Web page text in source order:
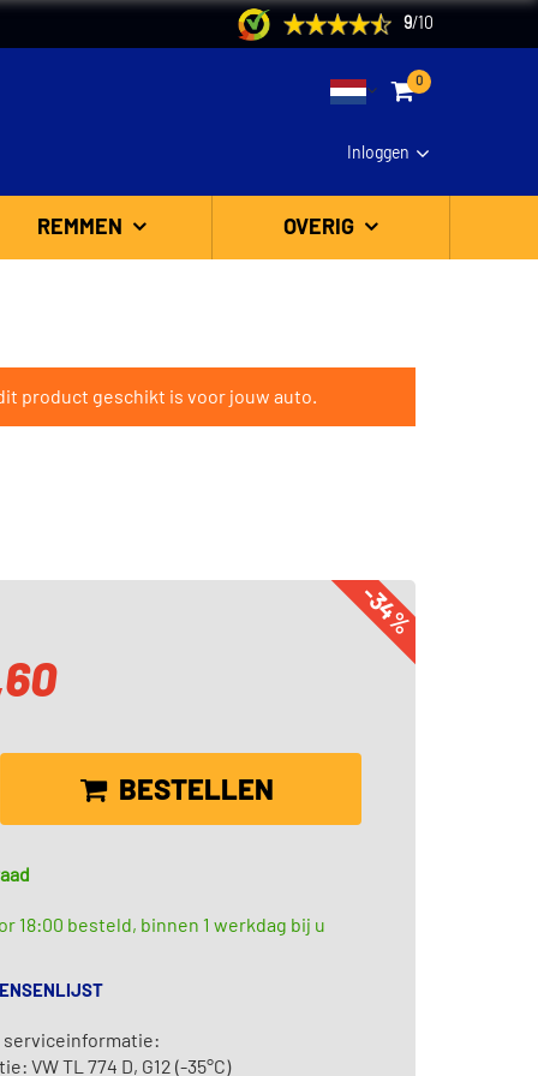
9/ 10
0
Inloggen
REMMEN OVERIG
product geschikt is voor jouw auto.
-34%
BESTELLEN
18:00 besteld, binnen 1 werkdag bij u
serviceinformatie:
VW TL 774 D, G12 (-35°C)